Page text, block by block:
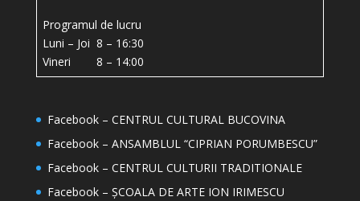
Programul de lucru
Luni – Joi 8 – 16:30
Vineri 8 – 14:00
Facebook – CENTRUL CULTURAL BUCOVINA
Facebook – ANSAMBLUL “CIPRIAN PORUMBESCU”
Facebook – CENTRUL CULTURII TRADITIONALE
Facebook – ȘCOALA DE ARTE ION IRIMESCU